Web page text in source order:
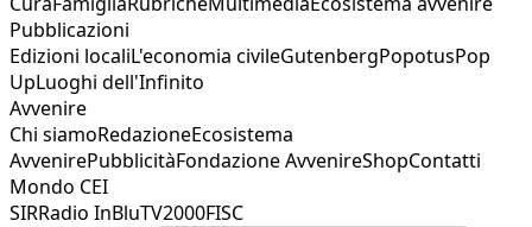
Pubblicazioni
Edizioni localiL'economia civileGutenbergPopotusPop
UpLuoghi dell'Infinito
Avvenire
Chi siamoRedazioneEcosistema
AvvenirePubblicitàFondazione AvvenireShopContatti
Mondo CEI
SIRRadio InBluTV2000FISC